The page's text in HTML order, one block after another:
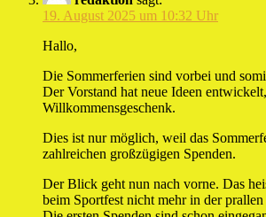
19. August 2025 um 10:32 Uhr
Hallo,
Die Sommerferien sind vorbei und
Der Vorstand hat neue Ideen
Willkommensgeschenk.
Dies ist nur möglich, weil das
zahlreichen großzügigen Spenden.
Der Blick geht nun nach vorne. Das
beim Sportfest nicht mehr in der